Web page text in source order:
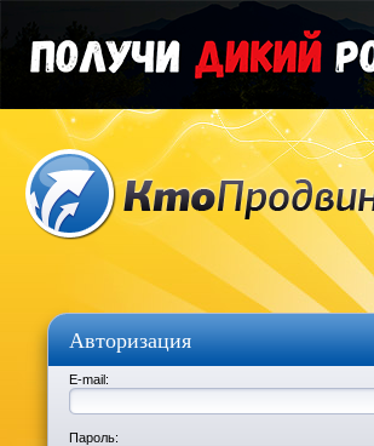
Авторизация
E-mail:
Пароль: